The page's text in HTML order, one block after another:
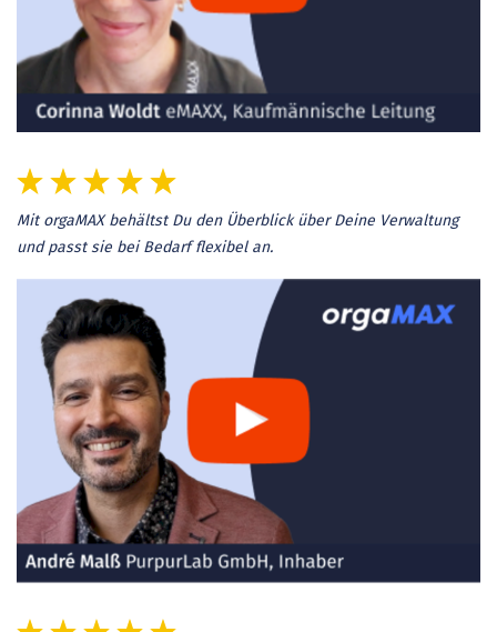
Mit orgaMAX behältst Du den Überblick über Deine Verwaltung
und passt sie bei Bedarf flexibel an.